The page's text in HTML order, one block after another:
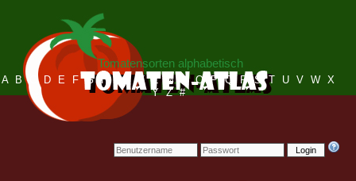
Login
Tomatensorten alphabetisch
A B C D E F G H I J K L M N O P Q R S T U V W X
Y Z #